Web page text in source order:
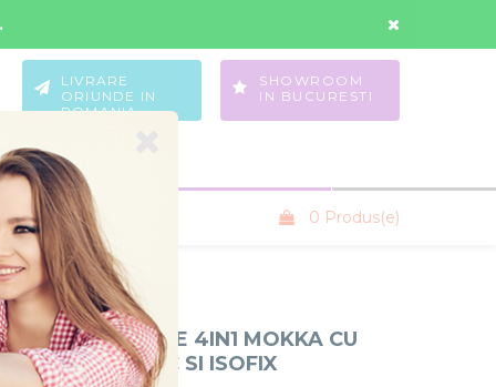
Wishlist
LIVRARE
ORIUNDE IN
ROMANIA
SHOWROOM
IN BUCURESTI
SANIUTE COPII 0 Produs(e)
MUUVO FIVE 4IN1 MOKKA CU
G PLUS ADAC SI ISOFIX